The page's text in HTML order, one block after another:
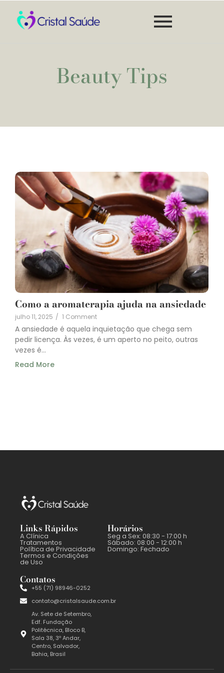
Beauty Tips
Como a aromaterapia ajuda na ansiedade
julho 11, 2025 / 1 Comment
A ansiedade é aquela inquietação que chega sem
pedir licença. Às vezes, é um aperto no peito, outras
vezes é...
Read More
Links Rápidos
A Clínica
Tratamentos
Política de Privacidade
Termos e Condições
de Uso
Horários
Seg a Sex: 08:30 - 17:00 h
Sábado: 08:00 - 12:00 h
Domingo: Fechado
Contatos
+55 (71) 98946-0252
contato@cristalsaude.com.br
Av. Sete de Setembro,
Edf. Fundação
Politécnica, Bloco B,
Sala 38, 3º Andar,
Centro, Salvador,
Bahia, Brasil